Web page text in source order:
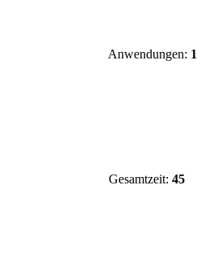
Anwendungen: 1
Gesamtzeit: 45